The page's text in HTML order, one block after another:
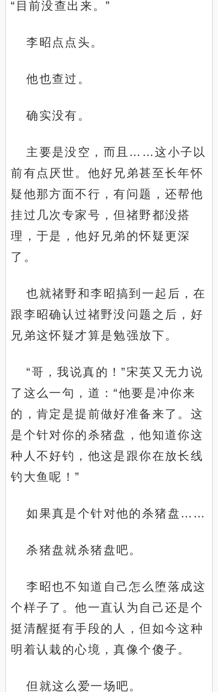
“目前没查出来。”
李昭点点头。
他也查过。
确实没有。
主要是没空，而且……这小子以
前有点厌世。他好兄弟甚至长年怀
疑他那方面不行，有问题，还帮他
挂过几次专家号，但禇野都没搭
理，于是，他好兄弟的怀疑更深
了。
也就禇野和李昭搞到一起后，在
跟李昭确认过禇野没问题之后，好
兄弟这怀疑才算是勉强放下。
“哥，我说真的！”宋英又无力说
了这么一句，道：“他要是冲你来
的，肯定是提前做好准备来了。这
是个针对你的杀猪盘，他知道你这
种人不好钓，他这是跟你在放长线
钓大鱼呢！”
如果真是个针对他的杀猪盘……
杀猪盘就杀猪盘吧。
李昭也不知道自己怎么堕落成这
个样子了。他一直认为自己还是个
挺清醒挺有手段的人，但如今这种
明着认栽的心境，真像个傻子。
但就这么爱一场吧。